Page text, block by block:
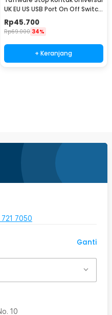
UK EU US USB Port On Off Switch
- DZ-E2-11
Rp45.700
Rp69.000 34%
+ Keranjang
7050
Ganti
10